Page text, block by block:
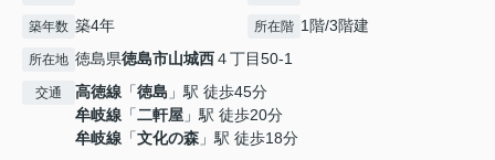
築年数 築4年 所在階 1階/3階建
所在地 徳島県徳島市山城西４丁目50-1
交通 高徳線 「徳島 」駅 徒歩45分
牟岐線 「二軒屋 」駅 徒歩20分
牟岐線 「文化の森 」駅 徒歩18分